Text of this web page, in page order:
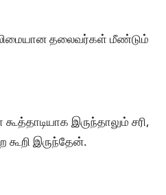
தலைவர்கள் மீண்டும்
இருந்தாலும் சரி,
கூறி இருந்தேன்.